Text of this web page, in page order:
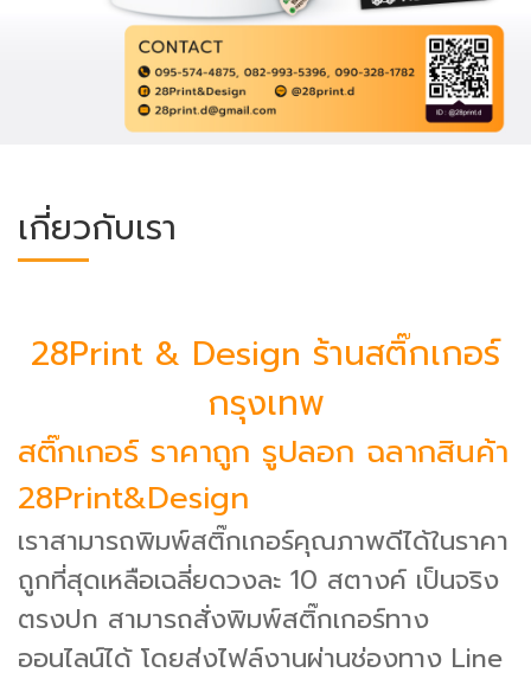
เกี่ยวกับเรา
28Print & Design ร้านสติ๊กเกอร์
กรุงเทพ
สติ๊กเกอร์ ราคาถูก รูปลอก ฉลากสินค้า
28Print&Design
เราสามารถพิมพ์สติ๊กเกอร์คุณภาพดีได้ในราคา
ถูกที่สุดเหลือเฉลี่ยดวงละ 10 สตางค์ เป็นจริง
ตรงปก สามารถสั่งพิมพ์สติ๊กเกอร์ทาง
ออนไลน์ได้ โดยส่งไฟล์งานผ่านช่องทาง Line